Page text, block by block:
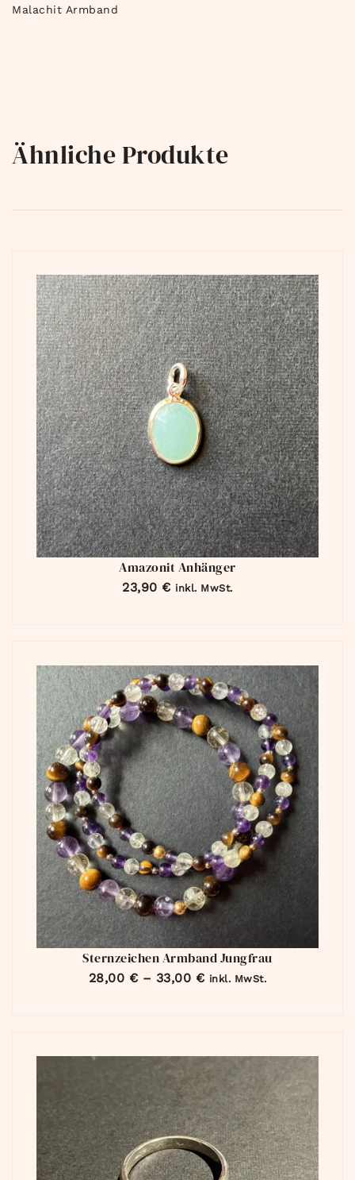
Malachit Armband
Ähnliche Produkte
Amazonit Anhänger
23,90 € inkl. MwSt.
Sternzeichen Armband Jungfrau
28,00 € – 33,00 € inkl. MwSt.